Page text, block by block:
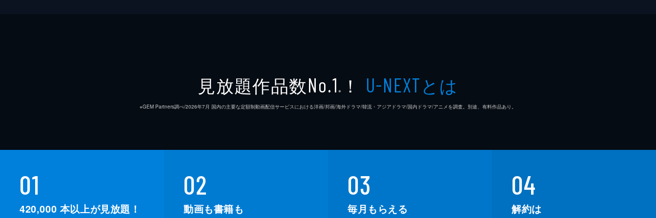
見放題作品数No.1 ※ ！ U-NEXTとは
※GEM Partners調べ/2026年7⽉ 国内の主要な定額制動画配信サービスにおける洋画/邦画/海外ドラマ/韓流・アジアドラマ/国内ドラマ/アニメを調査。別途、有料作品あり。
01
420,000 本以上が見放題！
02
動画も書籍も
03
毎月もらえる
04
解約は